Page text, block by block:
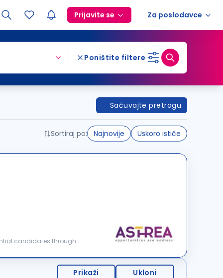
Prijavite se Za poslodavce
Poništite filtere
Sačuvajte pretragu
Sortiraj po: Najnovije Uskoro ističe
candidates through
Prikaži Ukloni